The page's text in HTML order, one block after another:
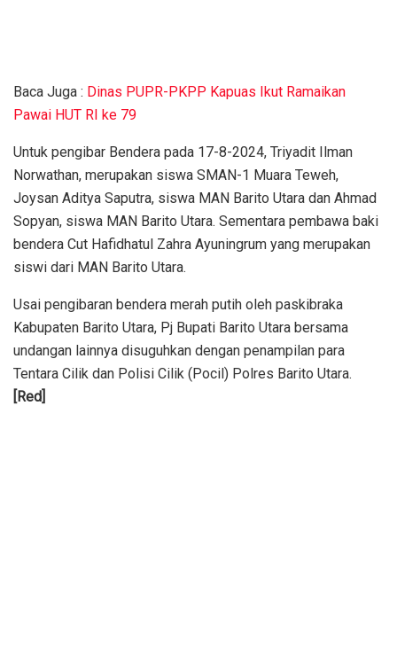
Baca Juga : Dinas PUPR-PKPP Kapuas Ikut Ramaikan
Pawai HUT RI ke 79
Untuk pengibar Bendera pada 17-8-2024, Triyadit Ilman
Norwathan, merupakan siswa SMAN-1 Muara Teweh,
Joysan Aditya Saputra, siswa MAN Barito Utara dan Ahmad
Sopyan, siswa MAN Barito Utara. Sementara pembawa baki
bendera Cut Hafidhatul Zahra Ayuningrum yang merupakan
siswi dari MAN Barito Utara.
Usai pengibaran bendera merah putih oleh paskibraka
Kabupaten Barito Utara, Pj Bupati Barito Utara bersama
undangan lainnya disuguhkan dengan penampilan para
Tentara Cilik dan Polisi Cilik (Pocil) Polres Barito Utara.
[Red]